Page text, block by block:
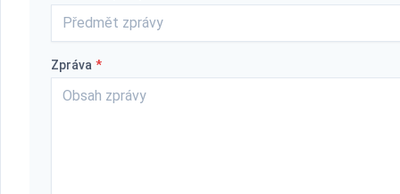
Zpráva *